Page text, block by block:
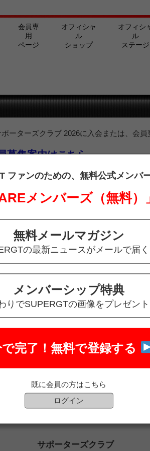
会員専
用
ページ
オフィシャ
ル
ショップ
オフィシ
ル
ステージ
ーターズクラブ 2026に入会または、会
募集案内はこちら
、下記よりログインを行ってご覧ください
サポーターズクラブ
ファンのための、 無料公式メンバ
メンバーズ（無料）
無料メールマガジン
の最新ニュースがメールで届く
メンバーシップ特典
りでSUPERGTの画像をプレゼント
で完了！無料で登録する
既に会員の方はこちら
ログイン